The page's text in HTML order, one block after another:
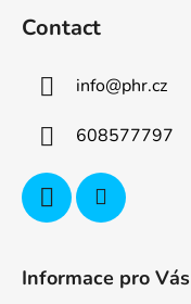
Contact
info@phr.cz
608577797
Informace pro Vás